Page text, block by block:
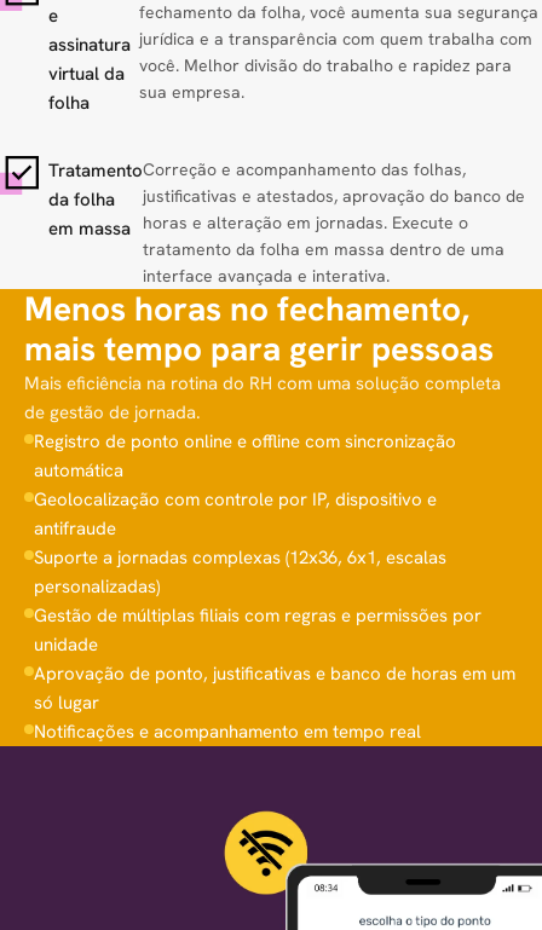
e
assinatura
virtual da
folha
fechamento da folha, você aumenta sua segurança
jurídica e a transparência com quem trabalha com
você. Melhor divisão do trabalho e rapidez para
sua empresa.
Tratamento
da folha
em massa
Correção e acompanhamento das folhas,
justificativas e atestados, aprovação do banco de
horas e alteração em jornadas. Execute o
tratamento da folha em massa dentro de uma
interface avançada e interativa.
Menos horas no fechamento,
mais tempo para gerir pessoas
Mais eficiência na rotina do RH com uma solução completa
de gestão de jornada.
Registro de ponto online e offline com sincronização
automática
Geolocalização com controle por IP, dispositivo e
antifraude
Suporte a jornadas complexas (12x36, 6x1, escalas
personalizadas)
Gestão de múltiplas filiais com regras e permissões por
unidade
Aprovação de ponto, justificativas e banco de horas em um
só lugar
Notificações e acompanhamento em tempo real